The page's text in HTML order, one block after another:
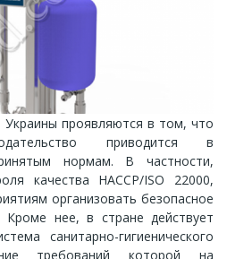
Украины проявляются в том, что
приводится в
нормам. В частности,
качества НАССР/ISO 22000,
организовать безопасное
Кроме нее, в стране действует
санитарно-гигиенического
требований которой на